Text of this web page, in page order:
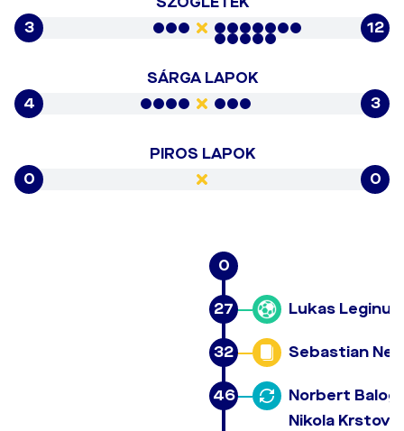
3
12
SÁRGA LAPOK
4
3
PIROS LAPOK
0
0
0
27 Lukas Leginus
32 Sebastian
46
Norbert
Nikola Krstović